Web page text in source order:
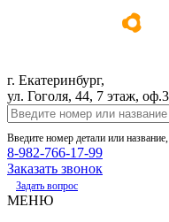
г. Екатеринбург,
ул. Гоголя, 44, 7 этаж,
Введите номер детали или
8-982-766-17-99
Заказать звонок
Задать вопрос
МЕНЮ